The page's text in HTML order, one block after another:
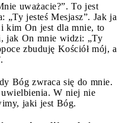
uważacie?”. To jest
„Ty jesteś Mesjasz”. Jak ja
kim On jest dla mnie, to
jak On mnie widzi: „Ty
zbuduję Kościół mój, a
Bóg zwraca się do mnie.
W niej nie
jaki jest Bóg.